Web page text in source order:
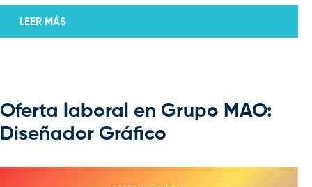
LEER MÁS
Oferta laboral en Grupo MAO:
Diseñador Gráfico